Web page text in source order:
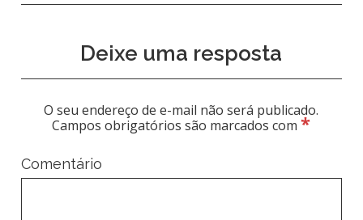
Deixe uma resposta
O seu endereço de e-mail não será publicado.
Campos obrigatórios são marcados com*
Comentário